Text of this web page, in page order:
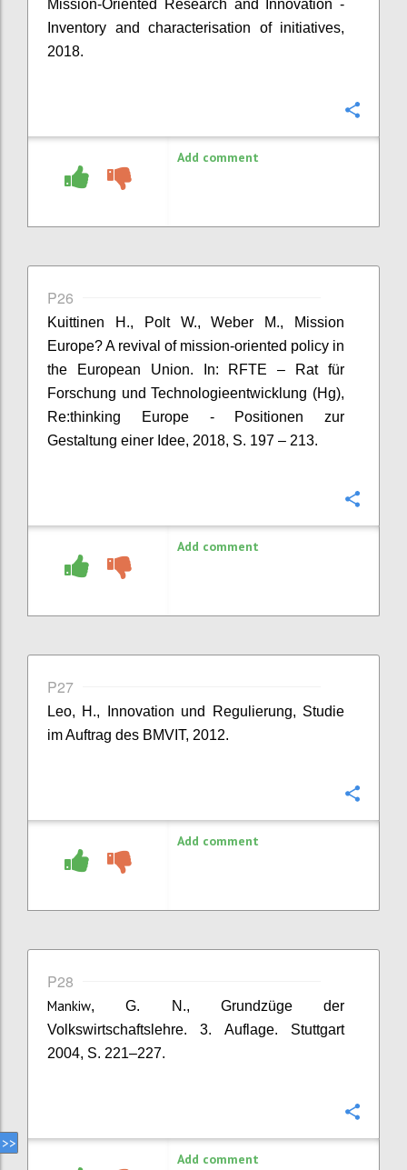
Mission-Oriented Research and Innovation -
Inventory and characterisation of initiatives,
2018.
Add comment
P26
Kuittinen H., Polt W., Weber M., Mission
Europe? A revival of mission-oriented policy in
the European Union. In: RFTE – Rat für
Forschung und Technologieentwicklung (Hg),
Re:thinking Europe - Positionen zur
Gestaltung einer Idee, 2018, S. 197 – 213.
Add comment
P27
Leo, H., Innovation und Regulierung, Studie
im Auftrag des BMVIT, 2012.
Add comment
P28
Mankiw, G. N., Grundzüge der
Volkswirtschaftslehre. 3. Auflage. Stuttgart
2004, S. 221–227.
Add comment